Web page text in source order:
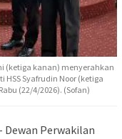
(ketiga kanan) menyerahkan
HSS Syafrudin Noor (ketiga
(22/4/2026). (Sofan)
Dewan Perwakilan